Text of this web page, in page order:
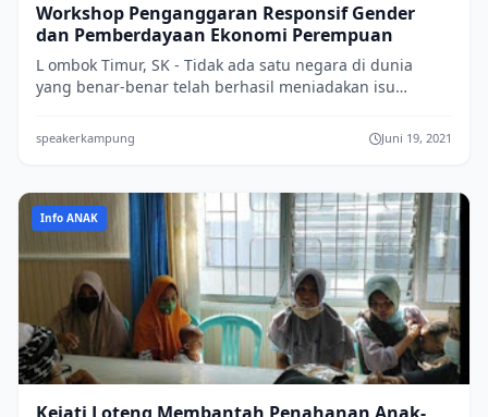
Workshop Penganggaran Responsif Gender
dan Pemberdayaan Ekonomi Perempuan
L ombok Timur, SK - Tidak ada satu negara di dunia
yang benar-benar telah berhasil meniadakan isu
speakerkampung Juni 19, 2021
Info ANAK